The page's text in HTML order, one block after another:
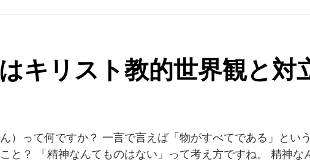
はキリスト教的世界観と対
）って何ですか？ 一言で言えば「物がすべてである」とい
と？ 「精神なんてものはない」って考え方ですね。 精神な